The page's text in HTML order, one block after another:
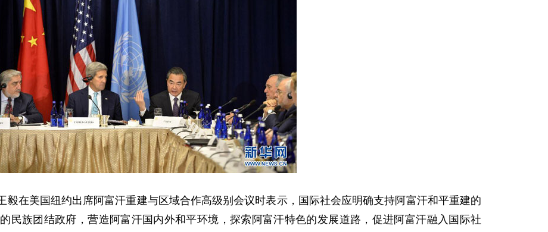
在美国纽约出席阿富汗重建与区域合作高级别会议时表示，国际社会应明确支持阿富汗和平重建的
民族团结政府，营造阿富汗国内外和平环境，探索阿富汗特色的发展道路，促进阿富汗融入国际社